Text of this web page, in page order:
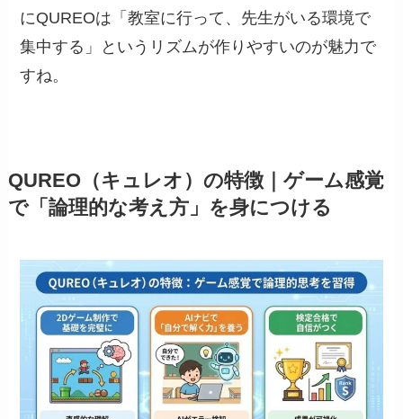
にQUREOは「教室に行って、先生がいる環境で
集中する」というリズムが作りやすいのが魅力で
すね。
QUREO（キュレオ）の特徴｜ゲーム感覚
で「論理的な考え方」を身につける